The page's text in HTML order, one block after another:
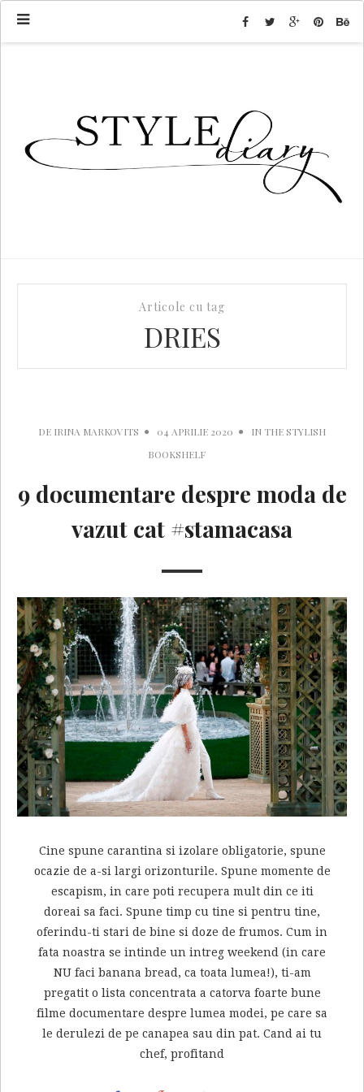
Articole cu tag
DRIES
DE IRINA MARKOVITS 04 APRILIE 2020 INTHE STYLISH
BOOKSHELF
9 documentare despre moda de
vazut cat #stamacasa
Cine spune carantina si izolare obligatorie, spune
ocazie de a-si largi orizonturile. Spune momente de
escapism, in care poti recupera mult din ce iti
doreai sa faci. Spune timp cu tine si pentru tine,
oferindu-ti stari de bine si doze de frumos. Cum in
fata noastra se intinde un intreg weekend (in care
NU faci banana bread, ca toata lumea!), ti-am
pregatit o lista concentrata a catorva foarte bune
filme documentare despre lumea modei, pe care sa
le derulezi de pe canapea sau din pat. Cand ai tu
chef, profitand